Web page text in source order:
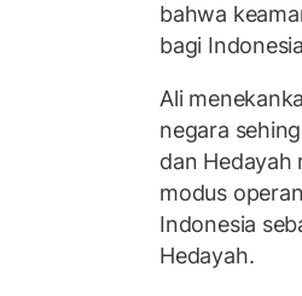
bahwa
bagi
Ali
negara
dan Hedayah
modus
Indonesia
Hedayah.